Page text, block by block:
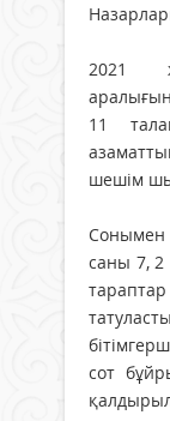
2021
11
шешім
саны 7, 2
сот